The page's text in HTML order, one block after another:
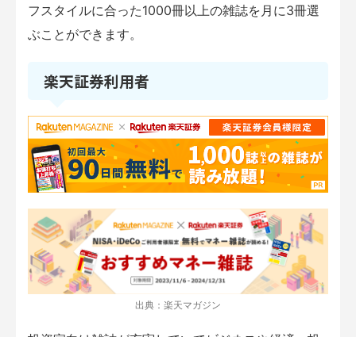
フスタイルに合った1000冊以上の雑誌を月に3冊選
ぶことができます。
楽天証券利用者
出典：楽天マガジン